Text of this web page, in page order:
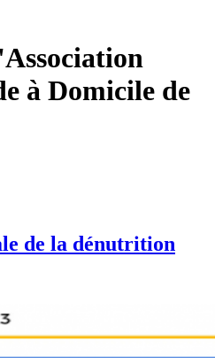
à Domicile de
de la dénutrition